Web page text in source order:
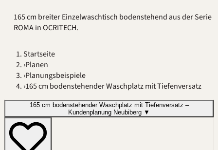
165 cm breiter Einzelwaschtisch bodenstehend aus der Serie
ROMA in OCRITECH.
Startseite
›Planen
›Planungsbeispiele
›165 cm bodenstehender Waschplatz mit Tiefenversatz
165 cm bodenstehender Waschplatz mit Tiefenversatz –
Kundenplanung Neubiberg ▼